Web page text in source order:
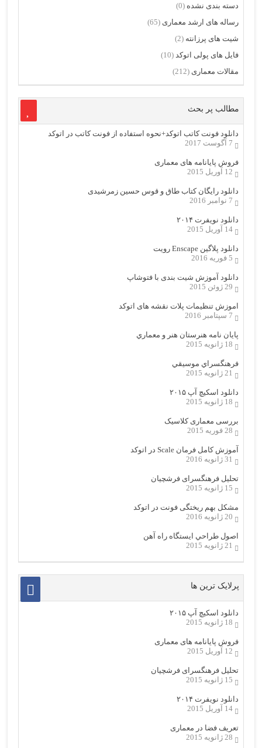
دسته بندی نشده (0)
رساله های ارشد معماری (65)
شیت های پرزانته (2)
فایل های پولی اتوکد (10)
مقالات معماری (212)
مطالب پر بحث
دانلود فونت کاتب اتوکد+نحوه استفاده از فونت کاتب در اتوکد
7 آگوست 2017
فروش پایانامه های معماری
12 آوریل 2015
دانلود رایگان کتاب طاق و قوس حسین زمرشیدی
7 نوامبر 2016
دانلود نویفرت ۲۰۱۴
14 آوریل 2015
دانلود پلاگین Enscape رویت
5 فوریه 2016
دانلود آموزش شیت بندی با فتوشاپ
29 ژوئن 2015
اموزش تنظیمات پلات نقشه های اتوکد
7 سپتامبر 2016
پایان نامه هنرستان هنر و معماري
18 ژانویه 2015
فرهنگسراي موسيقي
21 ژانویه 2015
دانلود اسکیچ آپ ۲۰۱۵
18 ژانویه 2015
بررسی معماری کلاسیک
28 فوریه 2015
آموزش کامل فرمان Scale در اتوکد
31 ژانویه 2016
تحلیل فرهنگسرای فرشچیان
15 ژانویه 2015
مشکل بهم ریختگی فونت در اتوکد
20 ژانویه 2016
اصول طراحي ایستگاه راه آهن
21 ژانویه 2015
پرلایک ترین ها
دانلود اسکیچ آپ ۲۰۱۵
18 ژانویه 2015
فروش پایانامه های معماری
12 آوریل 2015
تحلیل فرهنگسرای فرشچیان
15 ژانویه 2015
دانلود نویفرت ۲۰۱۴
14 آوریل 2015
تعریف فضا در معماری
28 ژانویه 2015